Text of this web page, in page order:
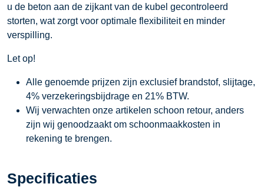
u de beton aan de zijkant van de kubel gecontroleerd
storten, wat zorgt voor optimale flexibiliteit en minder
verspilling.
Let op!
Alle genoemde prijzen zijn exclusief brandstof, slijtage,
4% verzekeringsbijdrage en 21% BTW.
Wij verwachten onze artikelen schoon retour, anders
zijn wij genoodzaakt om schoonmaakkosten in
rekening te brengen.
Specificaties